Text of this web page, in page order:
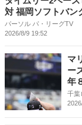
対 福岡ソフトバン
パーソル パ・リーグTV
2026/8/9 19:52
マ
ー
年
千葉